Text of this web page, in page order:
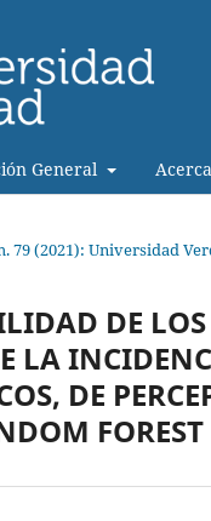
General Acerca
79 (2021): Universidad
DE
LA
DE
FOREST